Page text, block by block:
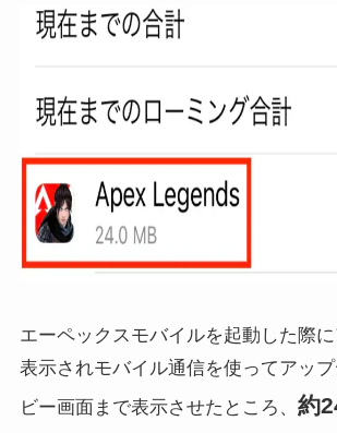
エーペックスモバイルを起動した際
表示されモバイル通信を使ってアッ
ビー画面まで表示させたところ、 約